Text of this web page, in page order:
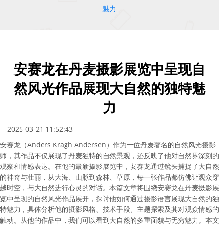
魅力
安赛龙在丹麦摄影展览中呈现自
然风光作品展现大自然的独特魅
力
2025-03-21 11:52:43
安赛龙（Anders Kragh Andersen）作为一位丹麦著名的自然风光摄影
师，其作品不仅展现了丹麦独特的自然景观，还反映了他对自然界深刻的
观察和情感表达。在他的最新摄影展览中，安赛龙通过镜头捕捉了大自然
的神奇与壮丽，从大海、山脉到森林、草原，每一张作品都仿佛让观众穿
越时空，与大自然进行心灵的对话。本篇文章将围绕安赛龙在丹麦摄影展
览中呈现的自然风光作品展开，探讨他如何通过摄影语言展现大自然的独
特魅力，具体分析他的摄影风格、技术手段、主题探索及其对观众情感的
触动。从他的作品中，我们可以看到大自然的多重面貌与无穷魅力。本文